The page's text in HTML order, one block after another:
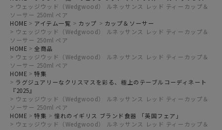
ウェッジウッド（Wedgwood） ルネッサンス レッド ティーカップ＆
ソーサー 250ml ペア
HOME
アイテム一覧 カップ
カップ＆ソーサー
ウェッジウッド（Wedgwood） ルネッサンス レッド ティーカップ＆
ソーサー 250ml ペア
HOME
全商品
ウェッジウッド（Wedgwood） ルネッサンス レッド ティーカップ＆
ソーサー 250ml ペア
HOME
特集
ラグジュアリーなクリスマスを彩る、極上のテーブルコーディネート
『2025』
ウェッジウッド（Wedgwood） ルネッサンス レッド ティーカップ＆
ソーサー 250ml ペア
HOME
特集
憧れのイギリス ブランド食器 「英国フェア」
ウェッジウッド（Wedgwood） ルネッサンス レッド ティーカップ＆